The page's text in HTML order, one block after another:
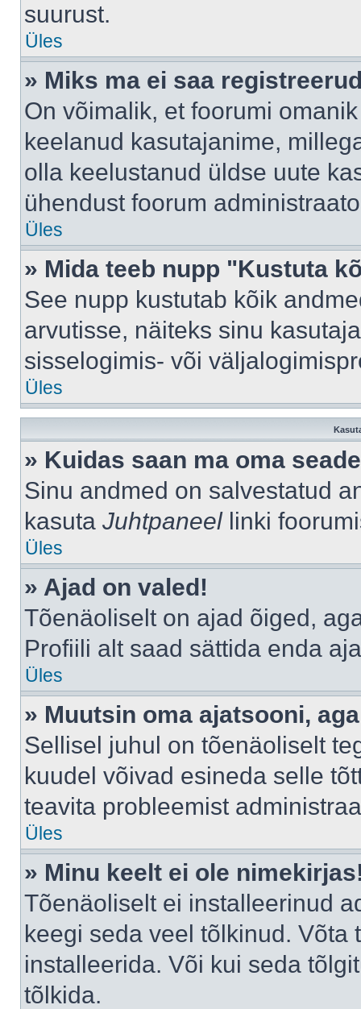
suurust.
Üles
» Miks ma ei saa
On võimalik, et foorumi
keelanud kasutajanime,
olla keelustanud üldse uute
ühendust foorum
Üles
» Mida teeb nupp "Kustuta
See nupp kustutab kõik
arvutisse, näiteks sinu
sisselogimis- või
Üles
» Kuidas saan ma oma
Sinu andmed on salvestatud
kasuta Juhtpaneellinki
Üles
» Ajad on valed!
Tõenäoliselt on ajad õiged,
Profiili alt saad sättida enda
Üles
» Muutsin oma ajatsooni,
Sellisel juhul on tõenäoliselt
kuudel võivad esineda selle
teavita probleemist
Üles
» Minu keelt ei ole
Tõenäoliselt ei installeerinud
keegi seda veel tõlkinud.
installeerida. Või kui seda
tõlkida.